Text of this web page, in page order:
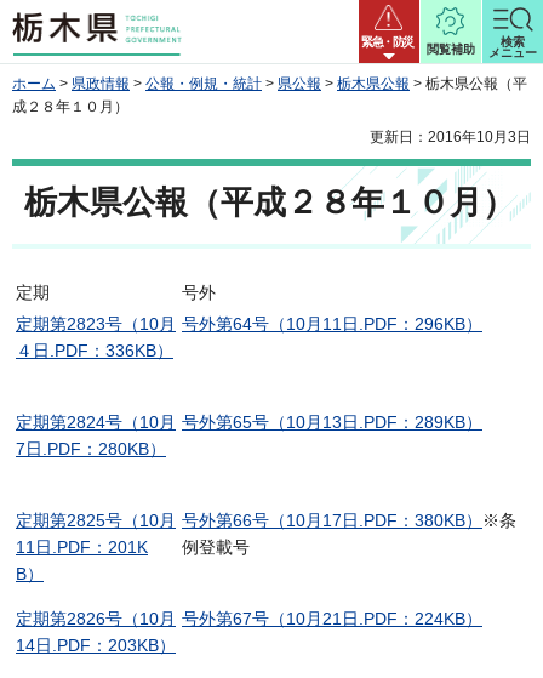
栃木県 緊急・防災
閲覧補助
検索
メニュー
ホーム > 県政情報 > 公報・例規・統計 > 県公報 > 栃木県公報 > 栃木県公報（平
成２８年１０月）
更新日：2016年10月3日
栃木県公報（平成２８年１０月）
定期
号外
定期第2823号（10月
４日.PDF：336KB）
号外第64号（10月11日.PDF：296KB）
定期第2824号（10月
7日.PDF：280KB）
号外第65号（10月13日.PDF：289KB）
定期第2825号（10月
11日.PDF：201K
B）
号外第66号（10月17日.PDF：380KB）
※条
例登載号
定期第2826号（10月
14日.PDF：203KB）
号外第67号（10月21日.PDF：224KB）